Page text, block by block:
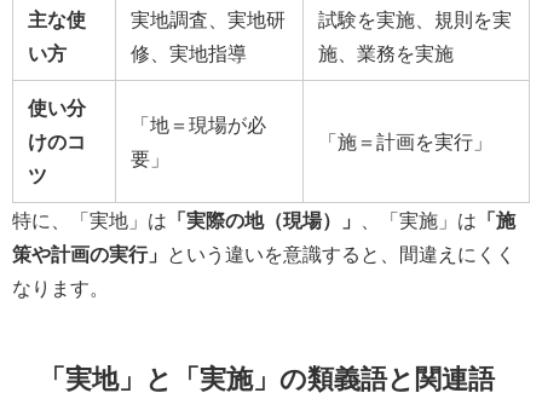
主な使
い方
実地調査、実地研
修、実地指導
試験を実施、規則を実
施、業務を実施
使い分
けのコ
ツ
「地＝現場が必
要」
「施＝計画を実行」
特に、「実地」は 「実際の地（現場）」 、「実施」は 「施
策や計画の実行」
という違いを意識すると、間違えにくく
なります。
「実地」と「実施」の類義語と関連語